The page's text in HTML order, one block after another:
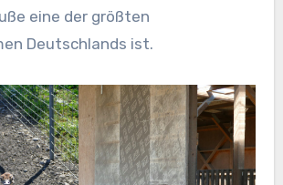
eine der größten
Deutschlands ist.